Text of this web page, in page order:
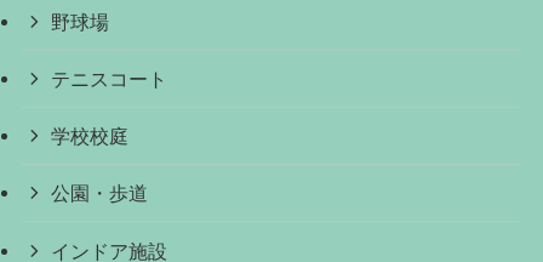
野球場
テニスコート
学校校庭
公園・歩道
インドア施設